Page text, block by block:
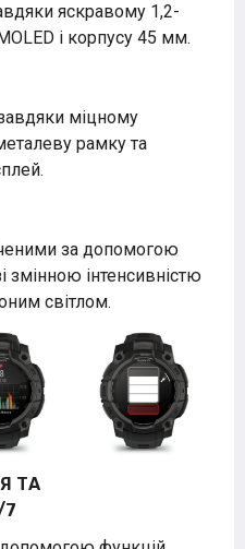
яскравому 1,2-
і корпусу 45 мм.
міцному
рамку та
за допомогою
змінною інтенсивністю
світлом.
ТА